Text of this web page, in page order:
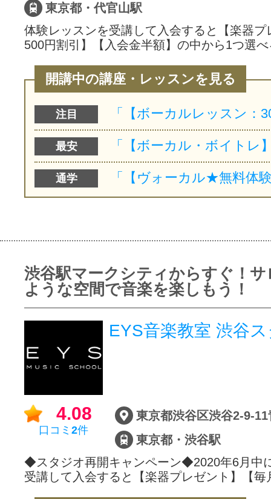
東京都・代官山駅
体験レッスンを受講して入会すると【楽器プ
500円割引】【入会金半額】の中から1つ選
開講中の講座・レッスンを見る
注目
最安
通学
渋谷駅マークシティからすぐ！サ
ような空間で音楽を楽しもう！
EYS音楽教室 渋谷
4.08
口コミ 2件
東京都・渋谷駅
◆スタジオ再開キャンペーン◆2020年6月中
受講して入会すると【楽器プレゼント】【